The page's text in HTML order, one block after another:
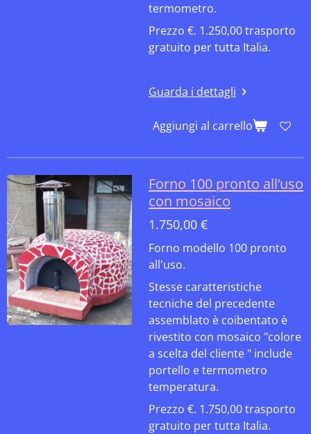
termometro.
Prezzo €. 1.250,00 trasporto
gratuito per tutta Italia.
Guarda i dettagli
Aggiungi al carrello
Forno 100 pronto all’uso
con mosaico
1.750,00 €
Forno modello 100 pronto
all'uso.
Stesse caratteristiche
tecniche del precedente
assemblato è coibentato è
rivestito con mosaico "colore
a scelta del cliente " include
portello e termometro
temperatura.
Prezzo €. 1.750,00 trasporto
gratuito per tutta Italia.